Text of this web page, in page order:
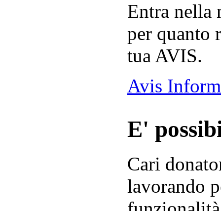
Entra nella
per quanto
tua AVIS.
Avis
E'
Cari
lavorando